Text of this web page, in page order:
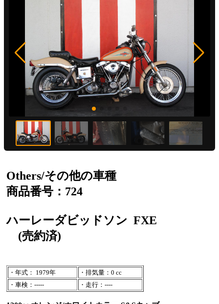
Others/その他の車種
商品番号：724
ハーレーダビッドソン FXE
(売約済)
・年式： 1979年
・排気量：0 cc
・車検：-----
・走行：----